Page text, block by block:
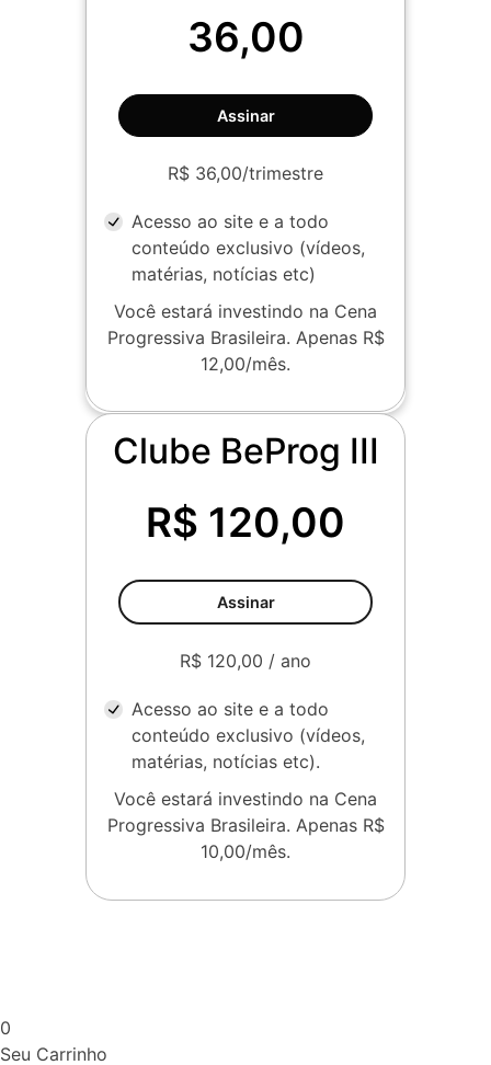
36,00
Assinar
R$ 36,00/trimestre
Acesso ao site e a todo
conteúdo exclusivo (vídeos,
matérias, notícias etc)
Você estará investindo na Cena
Progressiva Brasileira. Apenas R$
12,00/mês.
Clube BeProg III
R$ 120,00
Assinar
R$ 120,00 / ano
Acesso ao site e a todo
conteúdo exclusivo (vídeos,
matérias, notícias etc).
Você estará investindo na Cena
Progressiva Brasileira. Apenas R$
10,00/mês.
0
Seu Carrinho